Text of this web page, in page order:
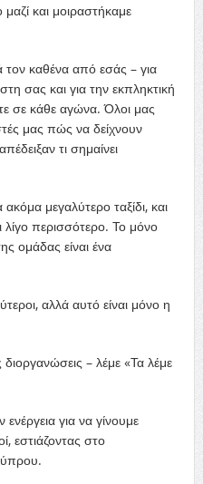
και μοιραστήκαμε
τον καθένα από εσάς – για
σας και για την εκπληκτική
σε κάθε αγώνα. Όλοι μας
μας πώς να δείχνουν
τι σημαίνει
μεγαλύτερο ταξίδι, και
περισσότερο. Το μόνο
ομάδας είναι ένα
αλλά αυτό είναι μόνο η
– λέμε «Τα λέμε
για να γίνουμε
εστιάζοντας στο